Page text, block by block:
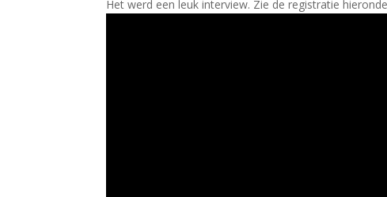
Het werd een leuk interview. Zie de registratie